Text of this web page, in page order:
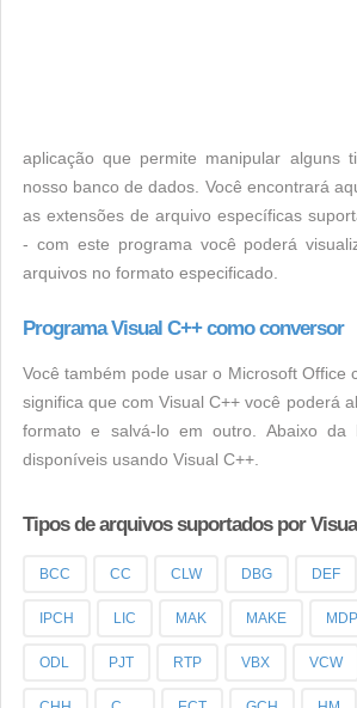
aplicação que permite manipular alguns
nosso banco de dados. Você encontrará
as extensões de arquivo específicas
- com este programa você poderá
arquivos no formato especificado.
Programa Visual C++ como conversor
Você também pode usar o Microsoft Office
significa que com Visual C++ você poderá
formato e salvá-lo em outro. Abaixo da
disponíveis usando Visual C++.
Tipos de arquivos suportados por
BCC CC CLW DBG DEF
IPCH LIC MAK MAKE MDP
ODL PJT RTP VBX VCW